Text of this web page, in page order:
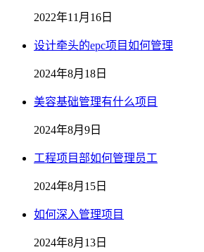
2022年11月16日
设计牵头的epc项目如何管理
2024年8月18日
美容基础管理有什么项目
2024年8月9日
工程项目部如何管理员工
2024年8月15日
如何深入管理项目
2024年8月13日